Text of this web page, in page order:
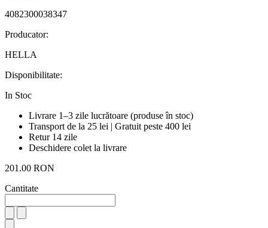
4082300038347
Producator:
HELLA
Disponibilitate:
In Stoc
Livrare 1–3 zile lucrătoare (produse în stoc)
Transport de la 25 lei | Gratuit peste 400 lei
Retur 14 zile
Deschidere colet la livrare
201.00 RON
Cantitate